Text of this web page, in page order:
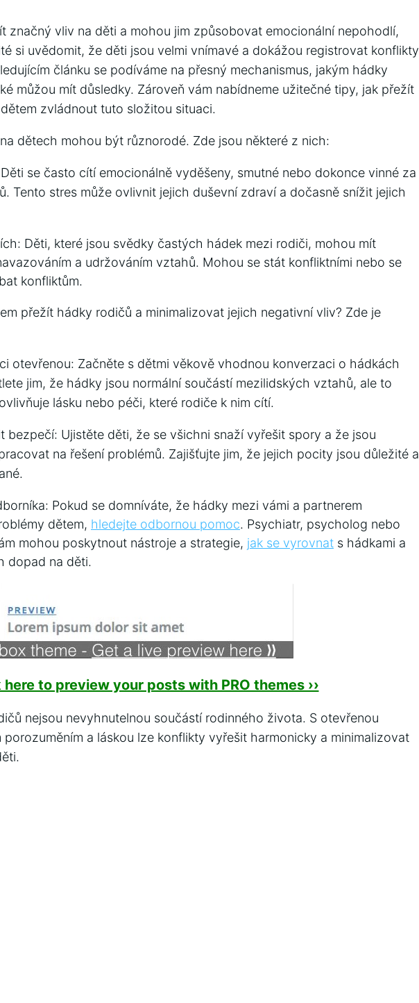
značný⁢ vliv na děti a ⁣mohou​ jim způsobovat emocionální nepohodlí,
si uvědomit, že děti jsou velmi vnímavé a dokážou registrovat konflikty
článku⁤ se podíváme na přesný mechanismus, jakým hádky
můžou mít důsledky. Zároveň vám nabídneme užitečné tipy, jak přežít
zvládnout tuto složitou situaci.
dětech mohou být různorodé. Zde jsou některé z nich:
​se často cítí emocionálně vyděšeny, smutné nebo ‌dokonce⁣ vinné za
Tento stres může ovlivnit jejich duševní zdraví ​a dočasně snížit jejich
Děti, ‌které jsou svědky častých hádek mezi rodiči, ‍mohou mít
a udržováním vztahů. Mohou se stát konfliktními ⁣nebo se
konfliktům.
přežít hádky rodičů a minimalizovat jejich ⁢negativní ​vliv? Zde je
otevřenou:⁤ Začněte s dětmi věkově⁤ vhodnou konverzaci o hádkách
jim, že⁣ hádky ‌jsou normální součástí mezilidských vztahů, ale ‍to
lásku​ nebo péči, které rodiče⁢ k nim cítí.
bezpečí: Ujistěte děti, že se ‍všichni snaží vyřešit spory a že ‍jsou
na řešení problémů. Zajišťujte jim, že jejich pocity jsou důležité‌ a‍
Pokud se⁢ domníváte, že hádky mezi vámi a partnerem
dětem, hledejte odbornou pomoc. Psychiatr, psycholog nebo
mohou poskytnout nástroje a strategie, jak se vyrovnat s hádkami a
⁤dopad na děti.
here to preview your posts with PRO themes ››
nejsou nevyhnutelnou součástí⁣ rodinného života. S otevřenou
porozuměním​ a láskou lze ⁢konflikty vyřešit harmonicky a‍ minimalizovat